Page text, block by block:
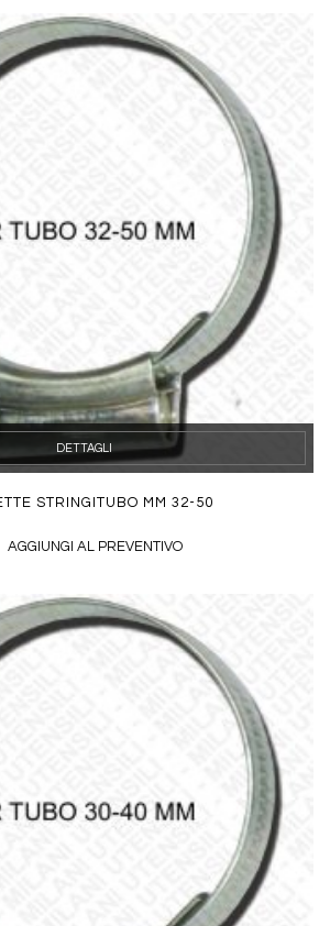
DETTAGLI
STRINGITUBO MM 32-50
AGGIUNGI AL PREVENTIVO